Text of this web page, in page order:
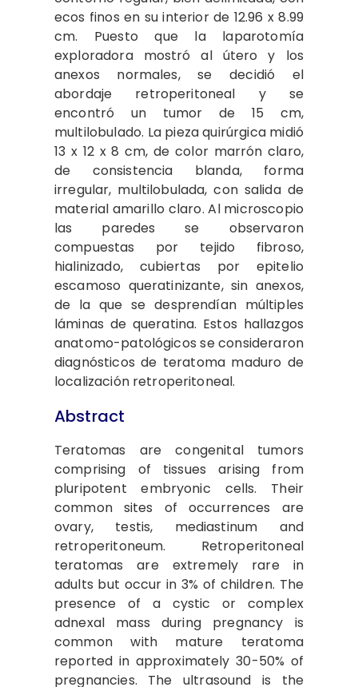
ecos finos en su interior de 12.96 x 8.99
cm. Puesto que la laparotomía
exploradora mostró al útero y los
anexos normales, se decidió el
abordaje retroperitoneal y se
encontró un tumor de 15 cm,
multilobulado. La pieza quirúrgica midió
13 x 12 x 8 cm, de color marrón claro,
de consistencia blanda, forma
irregular, multilobulada, con salida de
material amarillo claro. Al microscopio
las paredes se observaron
compuestas por tejido fibroso,
hialinizado, cubiertas por epitelio
escamoso queratinizante, sin anexos,
de la que se desprendían múltiples
láminas de queratina. Estos hallazgos
anatomo-patológicos se consideraron
diagnósticos de teratoma maduro de
localización retroperitoneal.
Abstract
Teratomas are congenital tumors
comprising of tissues arising from
pluripotent embryonic cells. Their
common sites of occurrences are
ovary, testis, mediastinum and
retroperitoneum. Retroperitoneal
teratomas are extremely rare in
adults but occur in 3% of children. The
presence of a cystic or complex
adnexal mass during pregnancy is
common with mature teratoma
reported in approximately 30-50% of
pregnancies. The ultrasound is the